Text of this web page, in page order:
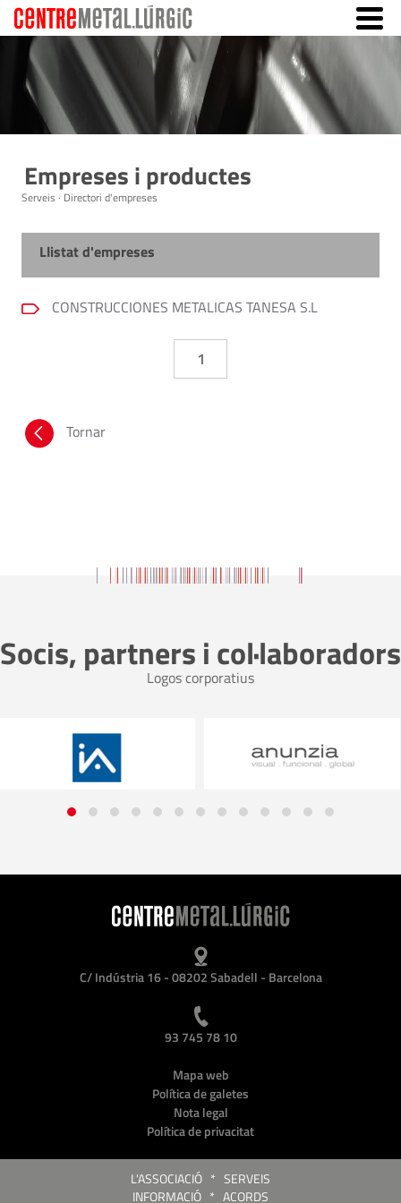
Empreses i productes
Serveis · Directori d'empreses
Llistat d'empreses
CONSTRUCCIONES METALICAS TANESA S.L
1
Tornar
Socis, partners i col·laboradors
Logos corporatius
C/ Indústria 16 - 08202 Sabadell - Barcelona
93 745 78 10
Mapa web
Política de galetes
Nota legal
Política de privacitat
L'ASSOCIACIÓ * SERVEIS
INFORMACIÓ * ACORDS